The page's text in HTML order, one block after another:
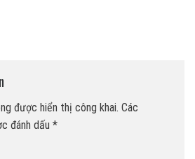
được hiển thị công khai. Các
đánh dấu *